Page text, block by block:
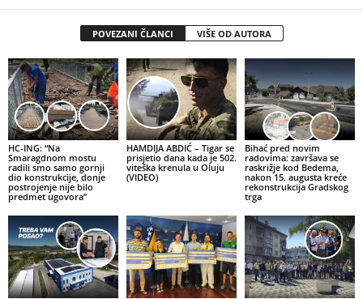
POVEZANI ČLANCI VIŠE OD AUTORA
HC-ING: “Na
Smaragdnom mostu
radili smo samo gornji
dio konstrukcije, donje
postrojenje nije bilo
predmet ugovora”
HAMDIJA ABDIĆ – Tigar se
prisjetio dana kada je 502.
viteška krenula u Oluju
(VIDEO)
Bihać pred novim
radovima: završava se
raskrižje kod Bedema,
nakon 15. augusta kreće
rekonstrukcija Gradskog
trga